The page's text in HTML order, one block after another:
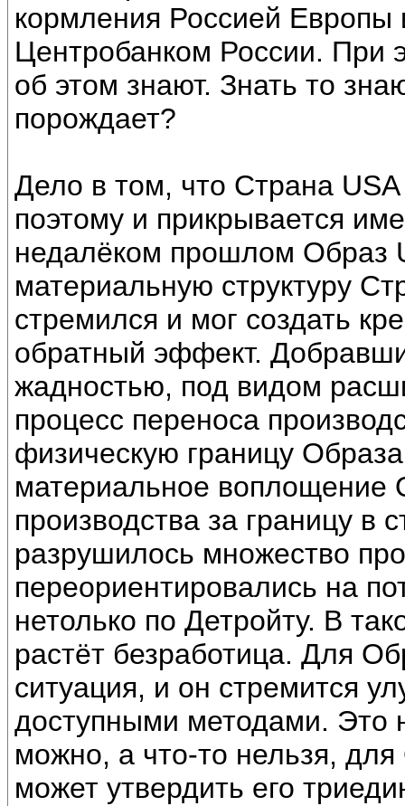
кормления Россией
Центробанком России. При
об этом знают. Знать то
порождает?
Дело в том, что Страна
поэтому и прикрывается
недалёком прошлом Образ
материальную структуру
стремился и мог создать
обратный эффект.
жадностью, под видом
процесс переноса
физическую границу
материальное воплощение
производства за границу в
разрушилось множество
переориентировались на
нетолько по Детройту. В
растёт безработица. Для
ситуация, и он стремится
доступными методами. Это
можно, а что-то нельзя,
может утвердить его